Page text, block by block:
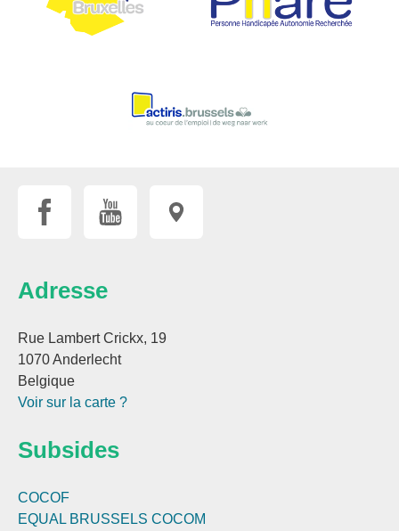
Adresse
Rue Lambert Crickx, 19
1070 Anderlecht
Belgique
Voir sur la carte ?
Subsides
COCOF
EQUAL BRUSSELS COCOM